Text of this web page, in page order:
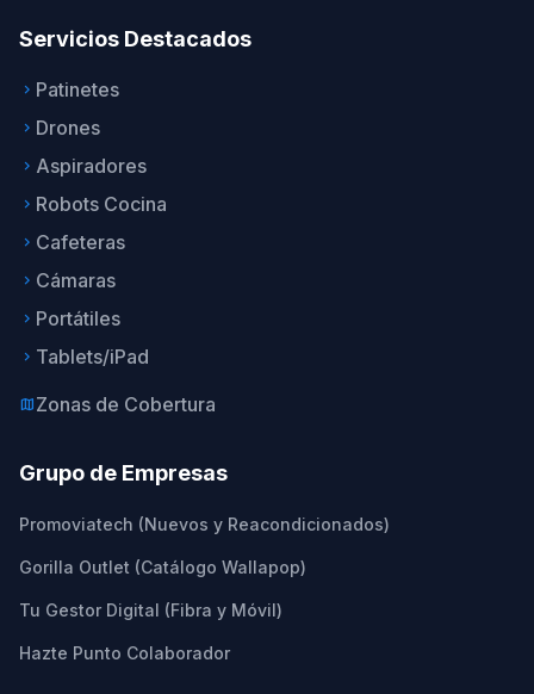
Servicios Destacados
keyboard_arrow_right Patinetes
keyboard_arrow_right Drones
keyboard_arrow_right Aspiradores
keyboard_arrow_right Robots Cocina
keyboard_arrow_right Cafeteras
keyboard_arrow_right Cámaras
keyboard_arrow_right Portátiles
keyboard_arrow_right Tablets/iPad
mapZonas de Cobertura
Grupo de Empresas
Promoviatech (Nuevos y Reacondicionados)
Gorilla Outlet (Catálogo Wallapop)
Tu Gestor Digital (Fibra y Móvil)
Hazte Punto Colaborador